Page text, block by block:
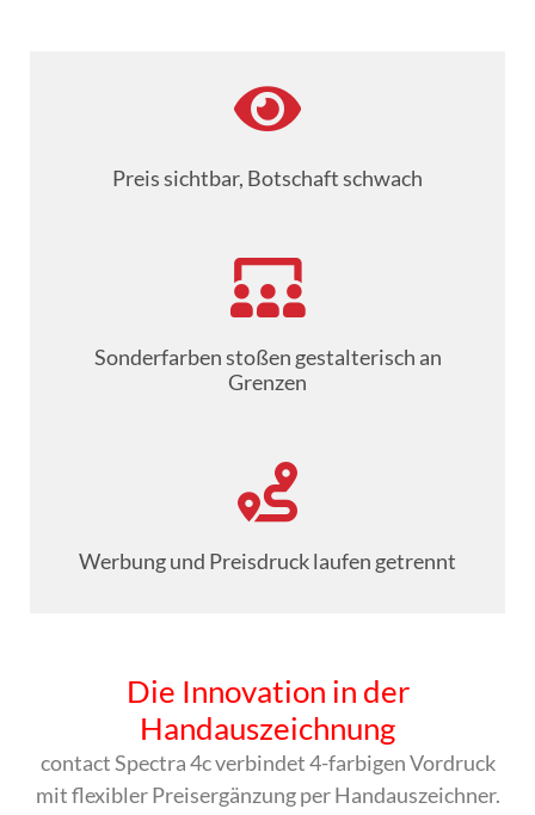
Preis sichtbar, Botschaft schwach
Sonderfarben stoßen gestalterisch an
Grenzen
Werbung und Preisdruck laufen getrennt
Die Innovation in der
Handauszeichnung
contact Spectra 4c verbindet 4-farbigen Vordruck
mit flexibler Preisergänzung per Handauszeichner.